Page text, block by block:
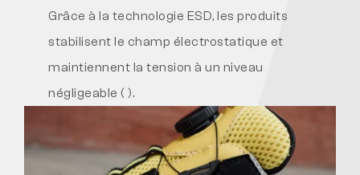
Grâce à la technologie ESD, les produits
stabilisent le champ électrostatique et
maintiennent la tension à un niveau
négligeable ( ).